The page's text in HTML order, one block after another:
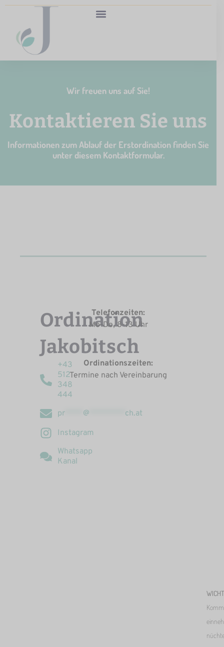
Wir freuen uns auf Sie!
Kontaktieren Sie uns
Informationen zum Ablauf der Erstordination finden Sie
unter diesem Kontaktformular.
Ordination
Jakobitsch
+43
512
348
444
pr
@
ch.at
Instagram
Whatsapp
Kanal
Telefonzeiten:
Mo-Do, 8-13 Uhr
Ordinationszeiten:
Termine nach Vereinbarung